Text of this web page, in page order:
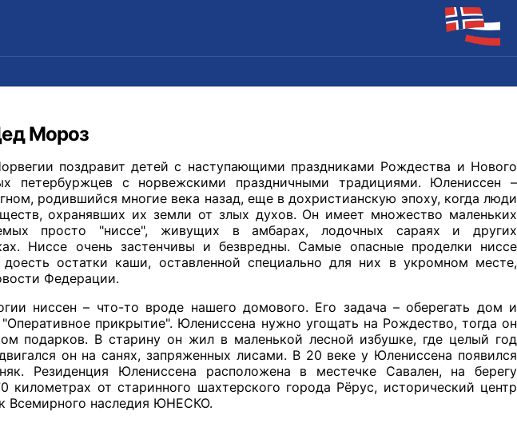
Мороз
поздравит детей с наступающими праздниками Рождества и Нового
петербуржцев с норвежскими праздничными традициями. Юлениссен –
родившийся многие века назад, еще в дохристианскую эпоху, когда люди
охранявших их земли от злых духов. Он имеет множество маленьких
просто "ниссе", живущих в амбарах, лодочных сараях и других
Ниссе очень застенчивы и безвредны. Самые опасные проделки ниссе
остатки каши, оставленной специально для них в укромном месте,
Федерации.
ниссен – что-то вроде нашего домового. Его задача – оберегать дом и
прикрытие". Юлениссена нужно угощать на Рождество, тогда он
подарков. В старину он жил в маленькой лесной избушке, где целый год
он на санях, запряженных лисами. В 20 веке у Юлениссена появился
Резиденция Юлениссена расположена в местечке Савален, на берегу
километрах от старинного шахтерского города Рёрус, исторический центр
Всемирного наследия ЮНЕСКО.